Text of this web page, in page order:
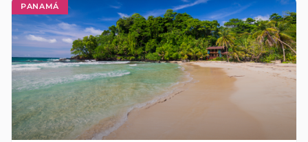
PANAMÁ